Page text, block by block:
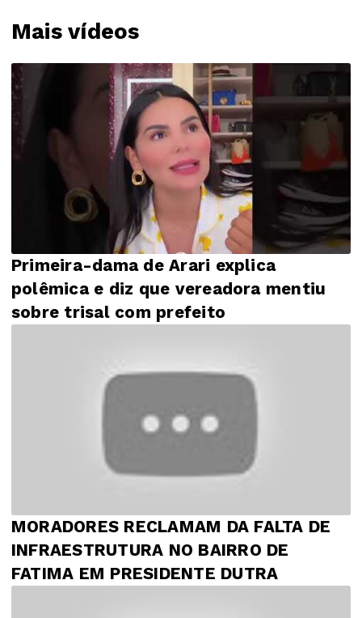
Mais vídeos
Primeira-dama de Arari explica
polêmica e diz que vereadora mentiu
sobre trisal com prefeito
MORADORES RECLAMAM DA FALTA DE
INFRAESTRUTURA NO BAIRRO DE
FATIMA EM PRESIDENTE DUTRA